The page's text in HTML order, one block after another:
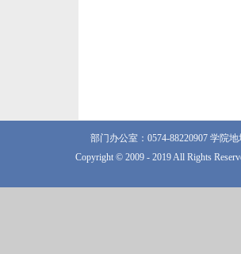
部门办公室：0574-88220907 学院
Copyright © 2009 - 2019 All Rights